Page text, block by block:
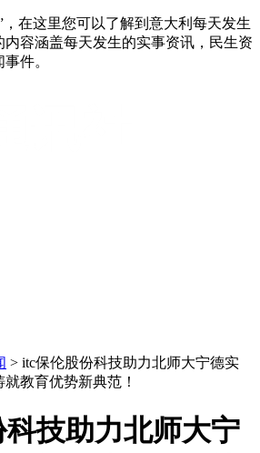
在这里您可以了解到意大利每天发生
容涵盖每天发生的实事资讯，民生资
件。
> itc保伦股份科技助力北师大宁德实
教育优势新典范！
技助力北师大宁